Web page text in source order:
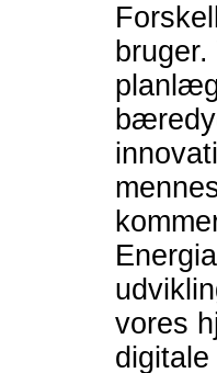
vores